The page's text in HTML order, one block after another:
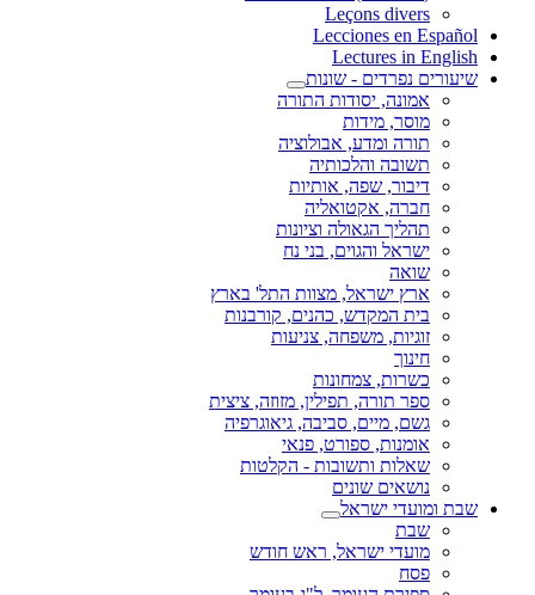
Leçons divers
Lecciones en Español
Lectures in English
שיעורים נפרדים - שונות
אמונה, יסודות התורה
מוסר, מידות
תורה ומדע, אבולוציה
תשובה והלכותיה
דיבור, שפה, אותיות
חברה, אקטואליה
תהליך הגאולה וציונות
ישראל והגוים, בני נח
שואה
ארץ ישראל, מצוות התל' בארץ
בית המקדש, כהנים, קורבנות
זוגיות, משפחה, צניעות
חינוך
כשרות, צמחונות
ספר תורה, תפילין, מזוזה, ציצית
גשם, מיים, סביבה, גיאוגרפיה
אומנות, ספורט, פנאי
שאלות ותשובות - הקלטות
נושאים שונים
שבת ומועדי ישראל
שבת
מועדי ישראל, ראש חודש
פסח